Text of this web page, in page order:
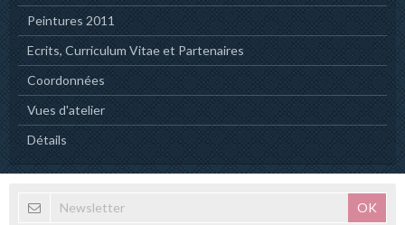
Peintures 2011
Ecrits, Curriculum Vitae et Partenaires
Coordonnées
Vues d'atelier
Détails